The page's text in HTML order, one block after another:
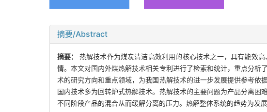
摘要/Abstract
摘要： 热解技术作为煤炭清洁高效利用的核心技术之一，具有能效
情。本文对国内外煤热解技术相关专利进行了检索和统计，重点分
术的研究方向和重点领域，为我国热解技术的进一步发展提供参考
国内技术多为回转炉式热解技术。热解技术的主要问题为产品分离
不同阶段产品的混合从而缓解分离的压力。热解整体系统的趋势为发